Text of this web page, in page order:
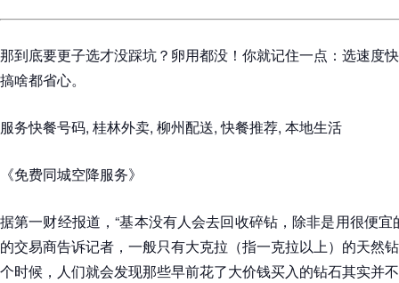
那到底要更子选才没踩坑？卵用都没！你就记住一点：选速度
搞啥都省心。
服务快餐号码, 桂林外卖, 柳州配送, 快餐推荐, 本地生活
《免费同城空降服务》
据第一财经报道，“基本没有人会去回收碎钻，除非是用很便
的交易商告诉记者，一般只有大克拉（指一克拉以上）的天然
个时候，人们就会发现那些早前花了大价钱买入的钻石其实并